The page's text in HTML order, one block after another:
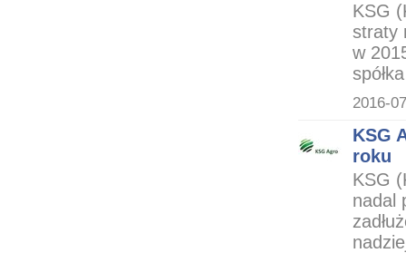
KSG
straty
w
2016-
KSG
roku
KSG
nadal